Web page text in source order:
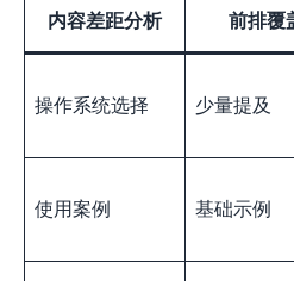
内容差距分析 前排覆
操作系统选择 少量提及
使用案例 基础示例